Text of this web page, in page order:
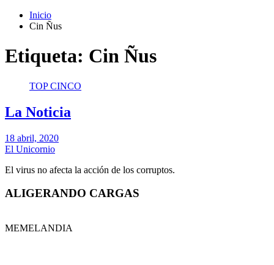
Inicio
Cin Ñus
Etiqueta: Cin Ñus
TOP CINCO
La Noticia
18 abril, 2020
El Unicornio
El virus no afecta la acción de los corruptos.
ALIGERANDO CARGAS
MEMELANDIA